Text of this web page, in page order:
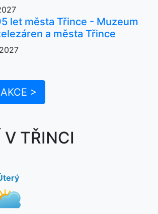
let města Třince - Muzeum
a města Třince
>
V TŘINCI